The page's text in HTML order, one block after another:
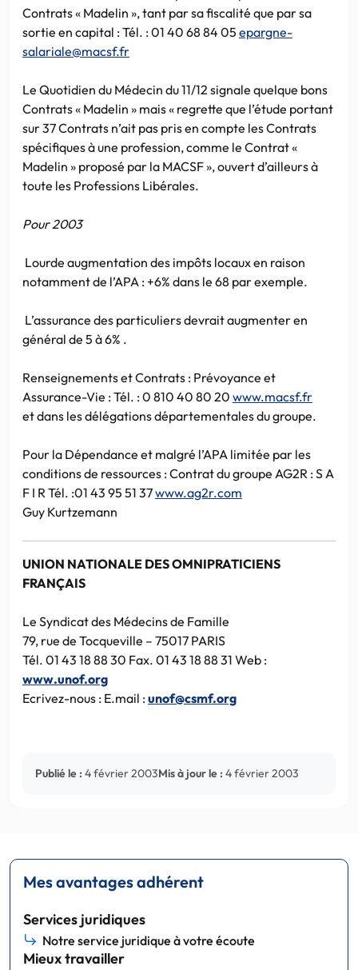
Contrats « Madelin », tant par sa fiscalité que par sa
sortie en capital : Tél. : 01 40 68 84 05 epargne-
salariale@macsf.fr
Le Quotidien du Médecin du 11/12 signale quelque bons
Contrats « Madelin » mais « regrette que l’étude portant
sur 37 Contrats n’ait pas pris en compte les Contrats
spécifiques à une profession, comme le Contrat «
Madelin » proposé par la MACSF », ouvert d’ailleurs à
toute les Professions Libérales.
Pour 2003
Lourde augmentation des impôts locaux en raison
notamment de l’APA : +6% dans le 68 par exemple.
L’assurance des particuliers devrait augmenter en
général de 5 à 6% .
Renseignements et Contrats : Prévoyance et
Assurance-Vie : Tél. : 0 810 40 80 20 www.macsf.fr
et dans les délégations départementales du groupe.
Pour la Dépendance et malgré l’APA limitée par les
conditions de ressources : Contrat du groupe AG2R : S A
F I R Tél. :01 43 95 51 37www.ag2r.com
Guy Kurtzemann
UNION NATIONALE DES OMNIPRATICIENS
FRANÇAIS
Le Syndicat des Médecins de Famille
79, rue de Tocqueville – 75017 PARIS
Tél. 01 43 18 88 30 Fax. 01 43 18 88 31 Web :
www.unof.org
Ecrivez-nous : E.mail :unof@csmf.org
Publié le : 4 février 2003Mis à jour le : 4 février 2003
Mes avantages adhérent
Services juridiques
Notre service juridique à votre écoute
Mieux travailler